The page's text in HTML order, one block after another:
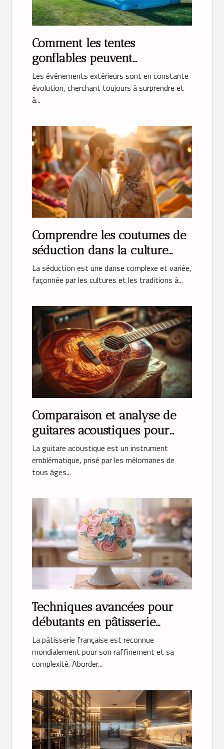
Comment les tentes
gonflables peuvent
transformer vos événements
Les événements extérieurs sont en constante
évolution, cherchant toujours à surprendre et
à...
Comprendre les coutumes de
séduction dans la culture
musulmane
La séduction est une danse complexe et variée,
façonnée par les cultures et les traditions à...
Comparaison et analyse de
guitares acoustiques pour
débutants
La guitare acoustique est un instrument
emblématique, prisé par les mélomanes de
tous âges...
Techniques avancées pour
débutants en pâtisserie
française
La pâtisserie française est reconnue
mondialement pour son raffinement et sa
complexité. Aborder...